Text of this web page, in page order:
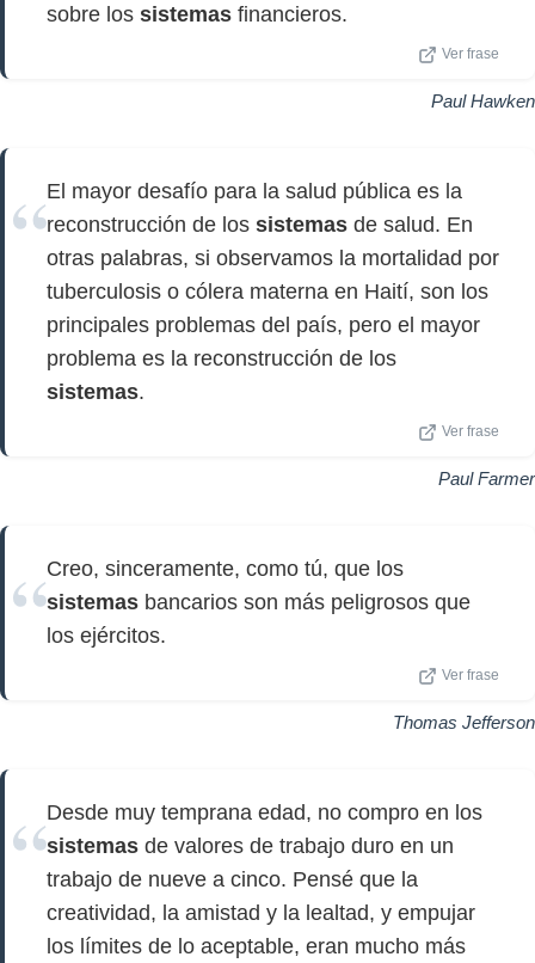
sobre los sistemas financieros.
Ver frase
Paul Hawken
El mayor desafío para la salud pública es la
reconstrucción de los sistemas de salud. En
otras palabras, si observamos la mortalidad por
tuberculosis o cólera materna en Haití, son los
principales problemas del país, pero el mayor
problema es la reconstrucción de los
sistemas.
Ver frase
Paul Farmer
Creo, sinceramente, como tú, que los
sistemas bancarios son más peligrosos que
los ejércitos.
Ver frase
Thomas Jefferson
Desde muy temprana edad, no compro en los
sistemas de valores de trabajo duro en un
trabajo de nueve a cinco. Pensé que la
creatividad, la amistad y la lealtad, y empujar
los límites de lo aceptable, eran mucho más